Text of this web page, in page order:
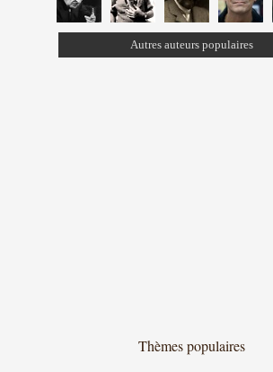
Autres auteurs populaires
Thèmes populaires